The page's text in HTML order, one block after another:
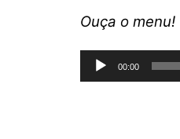
Ouça o menu!
Tocador
de
00:00